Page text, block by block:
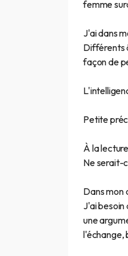
femme
J'ai dans
Différents
façon de
Petite
À la
Ne serait-
Dans mon
J'ai
une
l'échange,